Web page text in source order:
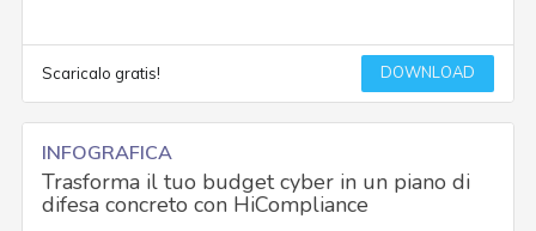
Scaricalo gratis! DOWNLOAD
INFOGRAFICA
Trasforma il tuo budget cyber in un piano di
difesa concreto con HiCompliance